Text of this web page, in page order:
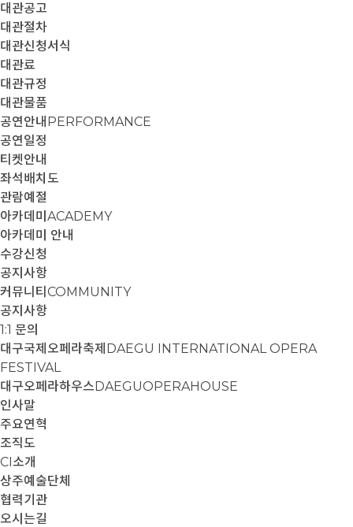
대관공고
대관절차
대관신청서식
대관료
대관규정
대관물품
공연안내 PERFORMANCE
공연일정
티켓안내
좌석배치도
관람예절
아카데미 ACADEMY
아카데미 안내
수강신청
공지사항
커뮤니티 COMMUNITY
공지사항
1:1 문의
대구국제오페라축제 DAEGU INTERNATIONAL OPERA
FESTIVAL
대구오페라하우스DAEGUOPERAHOUSE
인사말
주요연혁
조직도
CI소개
상주예술단체
협력기관
오시는길